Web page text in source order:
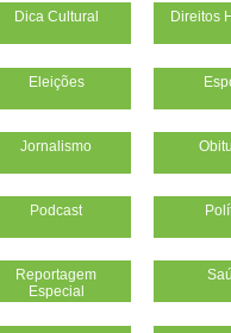
Dica Cultural Direitos
Eleições
Jornalismo
Podcast
Reportagem
Especial